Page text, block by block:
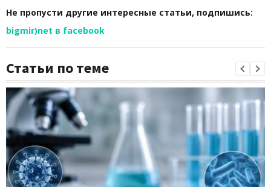
Не пропусти другие интересные статьи, подпишись:
bigmir)net в facebook
Статьи по теме